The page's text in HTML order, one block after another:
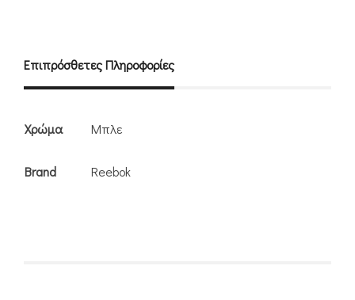
Επιπρόσθετες Πληροφορίες
Χρώμα Μπλε
Brand Reebok